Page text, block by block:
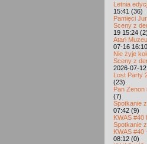
Letnia
15:41 (36)
Pamięci
Sceny z
19 15:24 (2)
Atari
07-16
Nie żyje
Sceny z
2026-07-
Lost Party
(23)
Pan Zenon
(7)
Spotkanie
07:42 (9)
KWAS #40
Spotkanie
KWAS #40
08:12 (0)